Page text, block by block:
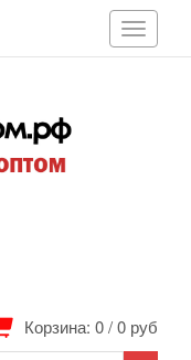
Toggle
Корзина: 0/0 руб